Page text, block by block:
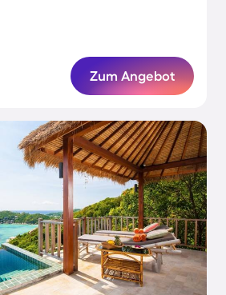
Zum Angebot